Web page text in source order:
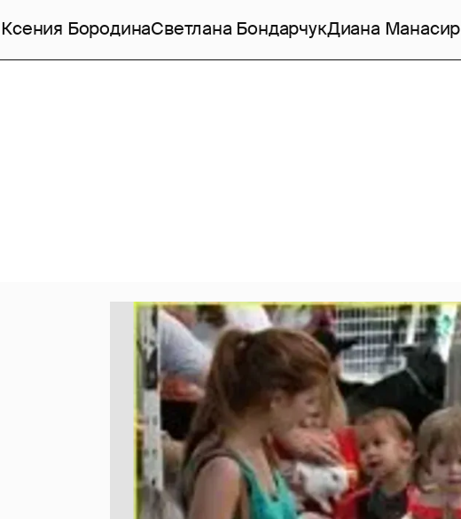
Ксения БородинаСветлана БондарчукДиана Манасир